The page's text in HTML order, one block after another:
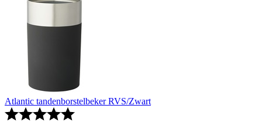
Atlantic tandenborstelbeker RVS/Zwart